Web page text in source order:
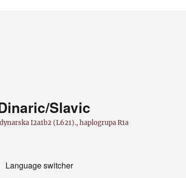
Slavic
I2a1b2 (L621)., haplogrupa R1a
Language switcher